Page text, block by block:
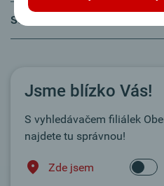
Servisní linka – blokace karet
Jsme blízko Vás!
S vyhledávačem filiálek
najdete tu správnou!
Zde jsem